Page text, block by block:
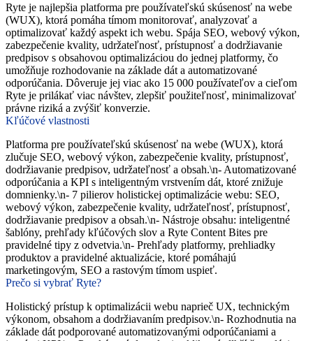
Ryte je najlepšia platforma pre používateľskú skúsenosť na webe
(WUX), ktorá pomáha tímom monitorovať, analyzovať a
optimalizovať každý aspekt ich webu. Spája SEO, webový výkon,
zabezpečenie kvality, udržateľnosť, prístupnosť a dodržiavanie
predpisov s obsahovou optimalizáciou do jednej platformy, čo
umožňuje rozhodovanie na základe dát a automatizované
odporúčania. Dôveruje jej viac ako 15 000 používateľov a cieľom
Ryte je prilákať viac návštev, zlepšiť použiteľnosť, minimalizovať
právne riziká a zvýšiť konverzie.
Kľúčové vlastnosti
Platforma pre používateľskú skúsenosť na webe (WUX), ktorá
zlučuje SEO, webový výkon, zabezpečenie kvality, prístupnosť,
dodržiavanie predpisov, udržateľnosť a obsah.\n- Automatizované
odporúčania a KPI s inteligentným vrstvením dát, ktoré znižuje
domnienky.\n- 7 pilierov holistickej optimalizácie webu: SEO,
webový výkon, zabezpečenie kvality, udržateľnosť, prístupnosť,
dodržiavanie predpisov a obsah.\n- Nástroje obsahu: inteligentné
šablóny, prehľady kľúčových slov a Ryte Content Bites pre
pravidelné tipy z odvetvia.\n- Prehľady platformy, prehliadky
produktov a pravidelné aktualizácie, ktoré pomáhajú
marketingovým, SEO a rastovým tímom uspieť.
Prečo si vybrať Ryte?
Holistický prístup k optimalizácii webu naprieč UX, technickým
výkonom, obsahom a dodržiavaním predpisov.\n- Rozhodnutia na
základe dát podporované automatizovanými odporúčaniami a